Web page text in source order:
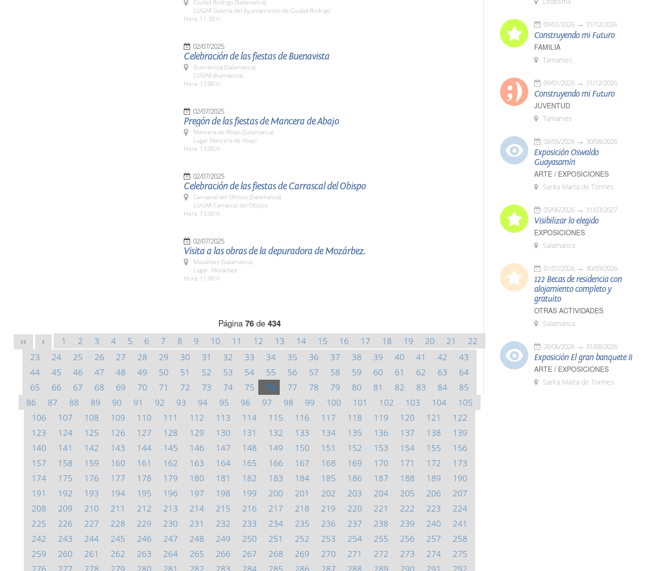
Ciudad Rodrigo (Salamanca)
LUGAR Galería del Ayuntamiento de Ciudad Rodrigo
Hora: 11:30 h.
02/07/2025
Celebración de las fiestas de Buenavista
Buenavista (Salamanca)
LUGAR Buenavista.
Hora: 13:00 h.
02/07/2025
Pregón de las fiestas de Mancera de Abajo
Mancera de Abajo (Salamanca)
Lugar Mancera de Abajo
Hora: 13:00 h.
02/07/2025
Celebración de las fiestas de Carrascal del Obispo
Carrascal del Obispo (Salamanca)
LUGAR Carrascal del Obispo
Hora: 13:00 h
02/07/2025
Visita a las obras de la depuradora de Mozárbez.
Mozárbez (Salamanca)
Lugar: Mozárbez
Hora: 11:00 h
Página 76 de 434
<< < 1 2 3 4 5 6 7 8 9 10 11 12 13 14 15 16 17 18 19 20 21
22
23
24 25 26 27 28 29 30 31 32 33 34 35 36 37 38 39 40 41 42
43
44
45 46 47 48 49 50 51 52 53 54 55 56 57 58 59 60 61 62 63
64
65
66 67 68 69 70 71 72 73 74 75 76 77 78 79 80 81 82 83 84
85
86
87 88 89 90 91 92 93 94 95 96 97 98 99 100 101 102 103 104
105
106
107 108 109 110 111 112 113 114 115 116 117 118 119 120 121
122
123
124 125 126 127 128 129 130 131 132 133 134 135 136 137 138
139
140
141 142 143 144 145 146 147 148 149 150 151 152 153 154 155
156
157
158 159 160 161 162 163 164 165 166 167 168 169 170 171 172
173
174
175 176 177 178 179 180 181 182 183 184 185 186 187 188 189
190
191
192 193 194 195 196 197 198 199 200 201 202 203 204 205 206
207
208
209 210 211 212 213 214 215 216 217 218 219 220 221 222 223
224
225
226 227 228 229 230 231 232 233 234 235 236 237 238 239 240
241
242
243 244 245 246 247 248 249 250 251 252 253 254 255 256 257
258
259
260 261 262 263 264 265 266 267 268 269 270 271 272 273 274
275
09/01/2026 31/12/2026
Construyendo mi Futuro
FAMILIA
Tamames
09/01/2026 31/12/2026
Construyendo mi Futuro
JUVENTUD
Tamames
08/05/2026 30/08/2026
Exposición Oswaldo
Guayasamín
ARTE / EXPOSICIONES
Santa Marta de Tormes
05/06/2026 31/03/2027
Visibilizar lo elegido
EXPOSICIONES
Salamanca
01/07/2026 30/09/2026
122 Becas de residencia con
alojamiento completo y
gratuito
OTRAS ACTIVIDADES
Salamanca
26/06/2026 31/08/2026
Exposición El gran banquete II
ARTE / EXPOSICIONES
Santa Marta de Tormes